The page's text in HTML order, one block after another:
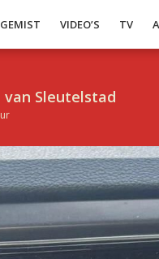
VIDEO’S TV
van Sleutelstad